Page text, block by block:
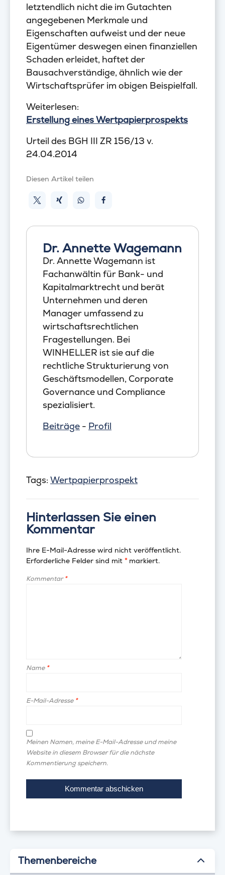
letztendlich nicht die im Gutachten
angegebenen Merkmale und
Eigenschaften aufweist und der neue
Eigentümer deswegen einen finanziellen
Schaden erleidet, haftet der
Bausachverständige, ähnlich wie der
Wirtschaftsprüfer im obigen Beispielfall.
Weiterlesen:
Erstellung eines Wertpapierprospekts
Urteil des BGH III ZR 156/13 v.
24.04.2014
Diesen Artikel teilen
Dr. Annette Wagemann
Dr. Annette Wagemann ist
Fachanwältin für Bank- und
Kapitalmarktrecht und berät
Unternehmen und deren
Manager umfassend zu
wirtschaftsrechtlichen
Fragestellungen. Bei
WINHELLER ist sie auf die
rechtliche Strukturierung von
Geschäftsmodellen, Corporate
Governance und Compliance
spezialisiert.
Beiträge - Profil
Tags: Wertpapierprospekt
Hinterlassen Sie einen
Kommentar
Ihre E-Mail-Adresse wird nicht veröffentlicht.
Erforderliche Felder sind mit *markiert.
Kommentar*
Name *
E-Mail-Adresse *
Meinen Namen, meine E-Mail-Adresse und meine
Website in diesem Browser für die nächste
Kommentierung speichern.
Themenbereiche